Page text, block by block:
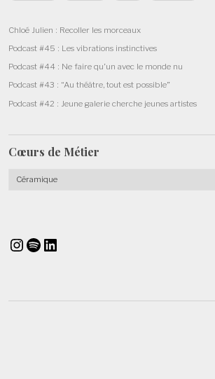
Chloé Julien : Recoller les morceaux
Podcast #45 : Les vibrations instinctives
Podcast #44 : Ne faire qu’un avec le monde nu
Podcast #43 : “Au théâtre, tout est possible”
Podcast #42 : Jeune galerie cherche jeunes artistes
Cœurs de Métier
Cœurs
InstagramSpotifyLinkedIn